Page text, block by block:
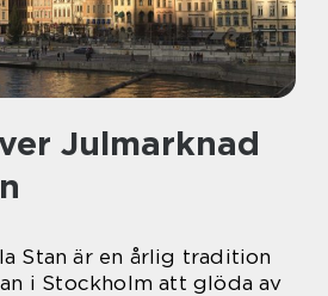
Julmarknad
Stan är en årlig tradition
i Stockholm att glöda av